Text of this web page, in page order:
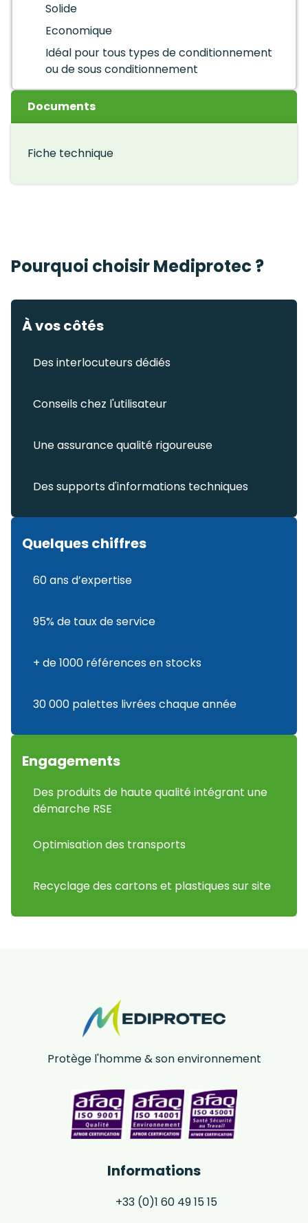
Solide
Economique
Idéal pour tous types de conditionnement
ou de sous conditionnement
Documents
Fiche technique
Pourquoi choisir Mediprotec ?
À vos côtés
Des interlocuteurs dédiés
Conseils chez l'utilisateur
Une assurance qualité rigoureuse
Des supports d'informations techniques
Quelques chiffres
60 ans d’expertise
95% de taux de service
+ de 1000 références en stocks
30 000 palettes livrées chaque année
Engagements
Des produits de haute qualité intégrant une
démarche RSE
Optimisation des transports
Recyclage des cartons et plastiques sur site
Protège l'homme & son environnement
Informations
+33 (0)1 60 49 15 15